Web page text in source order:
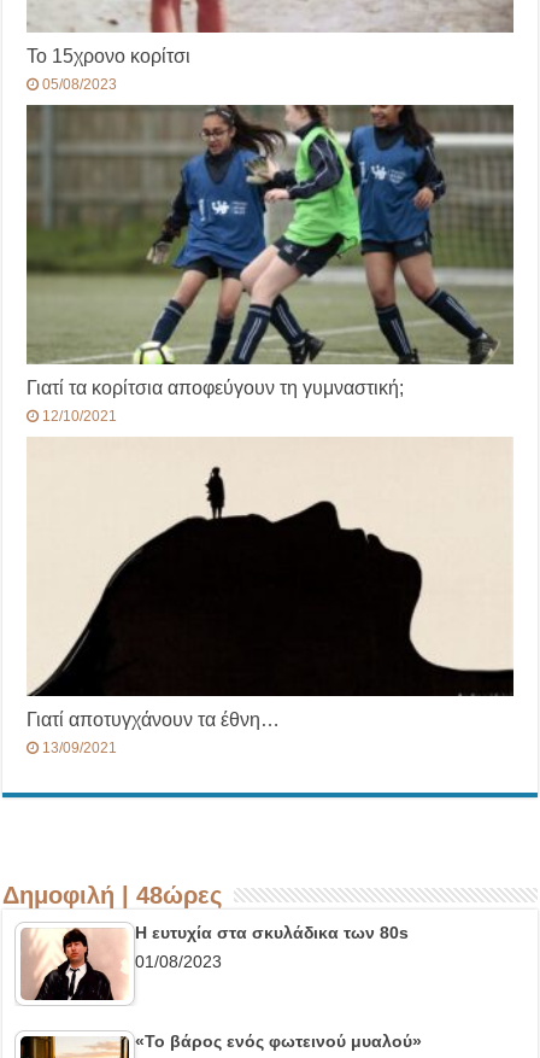
Το 15χρονο κορίτσι
05/08/2023
Γιατί τα κορίτσια αποφεύγουν τη γυμναστική;
12/10/2021
Γιατί αποτυγχάνουν τα έθνη…
13/09/2021
Δημοφιλή | 48ώρες
Η ευτυχία στα σκυλάδικα των 80s
01/08/2023
«Το βάρος ενός φωτεινού μυαλού»